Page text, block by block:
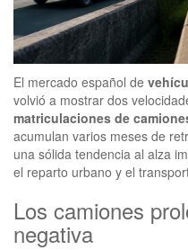
El mercado español de
volvió a mostrar dos
matriculaciones de
acumulan varios meses de
una sólida tendencia al alza
el reparto urbano y el
Los camiones
negativa